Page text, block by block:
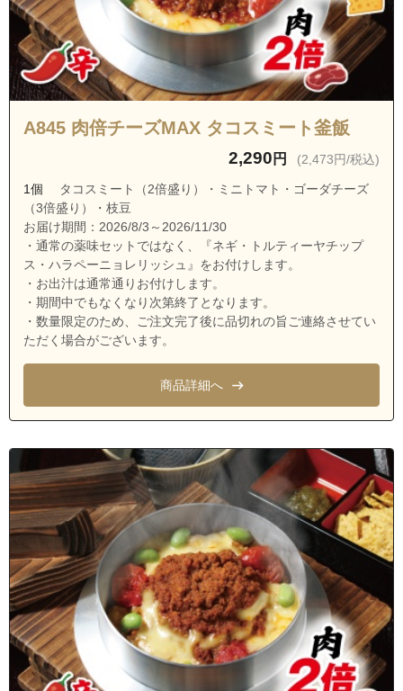
茨城県牛久市神谷４丁目
茨城県牛久市神谷５丁目
茨城県牛久市神谷６丁目
茨城県牛久市さくら台２丁目
茨城県牛久市さくら台４丁目
茨城県牛久市牛久町
茨城県牛久市南１丁目
茨城県牛久市南２丁目
茨城県牛久市南３丁目
茨城県牛久市南４丁目
茨城県牛久市南５丁目
茨城県牛久市南６丁目
茨城県牛久市南７丁目
茨城県牛久市城中町
茨城県牛久市新地町
茨城県牛久市猪子町
茨城県牛久市上柏田１丁目
茨城県牛久市上柏田２丁目
茨城県牛久市上柏田３丁目
茨城県牛久市上柏田４丁目
茨城県牛久市栄町１丁目
茨城県牛久市栄町２丁目
A845 肉倍チーズMAX タコスミート釜飯
2,290 円 (2,473円/税込)
1個
タコスミート（2倍盛り）・ミニトマト・ゴーダチーズ
（3倍盛り）・枝豆
お届け期間：2026/8/3～2026/11/30
・通常の薬味セットではなく、『ネギ・トルティーヤチップ
ス・ハラペーニョレリッシュ』をお付けします。
・お出汁は通常通りお付けします。
・期間中でもなくなり次第終了となります。
・数量限定のため、ご注文完了後に品切れの旨ご連絡させてい
ただく場合がございます。
商品詳細へ